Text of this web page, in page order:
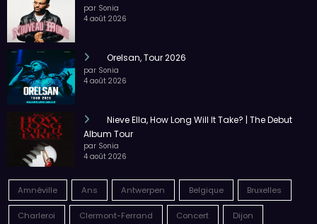
4 août 2026
Album Tour
par Sonia
4 août 2026
Amnéville Ans
Charleroi Clermont-Ferrand
Enghien
Hannut Humoriste humour La Louvière Lille
Liège Louvain-la-Neuve Ludres Luxembourg